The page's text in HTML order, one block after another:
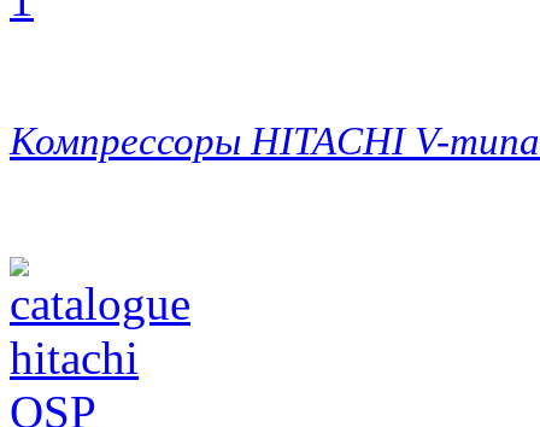
Компрессоры HITACHI V-типа